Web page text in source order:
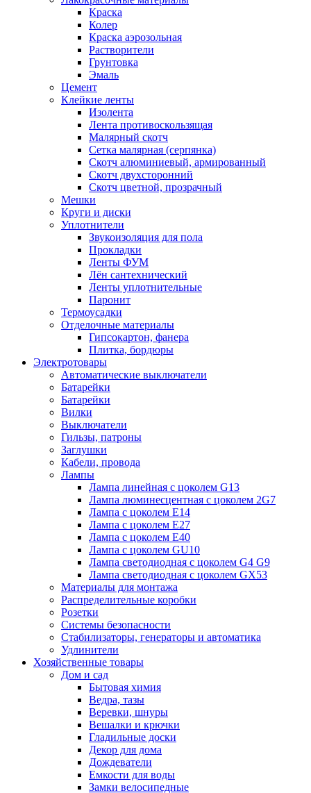
Краска
Колер
Краска аэрозольная
Растворители
Грунтовка
Эмаль
Цемент
Клейкие ленты
Изолента
Лента противоскользящая
Малярный скотч
Сетка малярная (серпянка)
Скотч алюминиевый, армированный
Скотч двухсторонний
Скотч цветной, прозрачный
Мешки
Круги и диски
Уплотнители
Звукоизоляция для пола
Прокладки
Ленты ФУМ
Лён сантехнический
Ленты уплотнительные
Паронит
Термоусадки
Отделочные материалы
Гипсокартон, фанера
Плитка, бордюры
Электротовары
Автоматические выключатели
Батарейки
Батарейки
Вилки
Выключатели
Гильзы, патроны
Заглушки
Кабели, провода
Лампы
Лампа линейная с цоколем G13
Лампа люминесцентная с цоколем 2G7
Лампа с цоколем E14
Лампа с цоколем E27
Лампа с цоколем E40
Лампа с цоколем GU10
Лампа светодиодная с цоколем G4 G9
Лампа светодиодная с цоколем GX53
Материалы для монтажа
Распределительные коробки
Розетки
Системы безопасности
Стабилизаторы, генераторы и автоматика
Удлинители
Хозяйственные товары
Дом и сад
Бытовая химия
Ведра, тазы
Веревки, шнуры
Вешалки и крючки
Гладильные доски
Декор для дома
Дождеватели
Емкости для воды
Замки велосипедные